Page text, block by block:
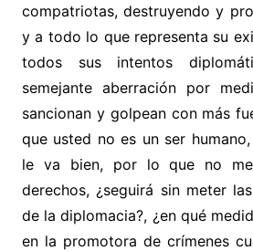
compatriotas, destruyendo y
y a todo lo que representa su
todos sus intentos
semejante aberración por
sancionan y golpean con más
que usted no es un ser
le va bien, por lo que no
derechos, ¿seguirá sin meter
de la diplomacia?, ¿en qué
en la promotora de crímenes